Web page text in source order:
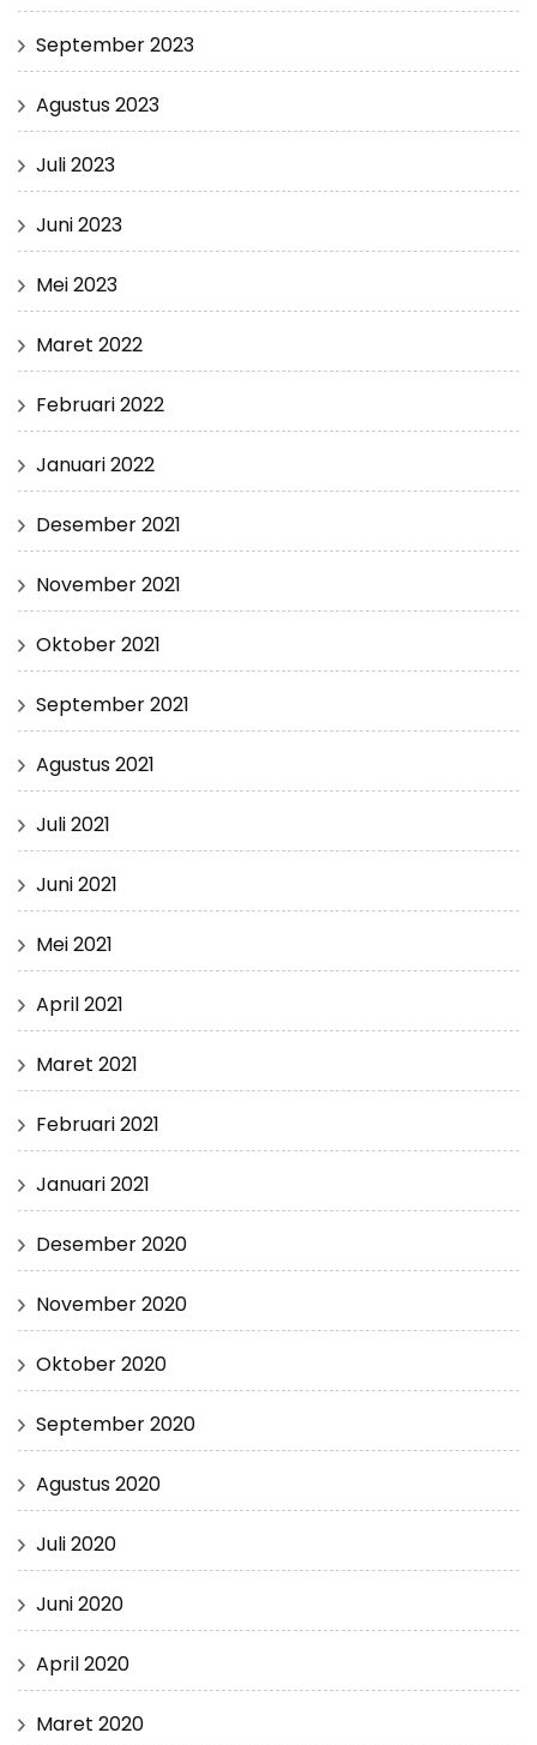
September 2023
Agustus 2023
Juli 2023
Juni 2023
Mei 2023
Maret 2022
Februari 2022
Januari 2022
Desember 2021
November 2021
Oktober 2021
September 2021
Agustus 2021
Juli 2021
Juni 2021
Mei 2021
April 2021
Maret 2021
Februari 2021
Januari 2021
Desember 2020
November 2020
Oktober 2020
September 2020
Agustus 2020
Juli 2020
Juni 2020
April 2020
Maret 2020